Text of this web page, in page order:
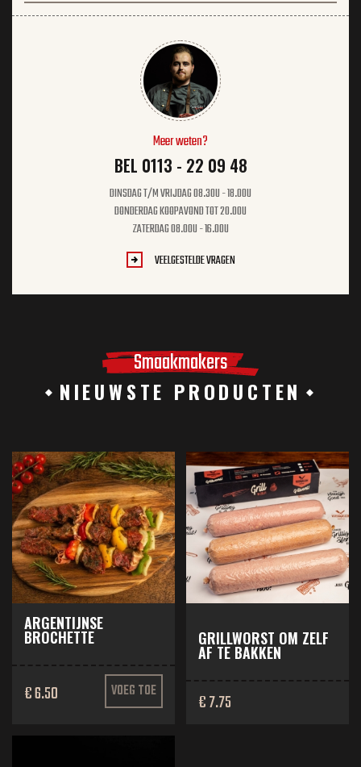
Meer weten?
BEL 0113 - 22 09 48
DINSDAG T/M VRIJDAG 08.30U - 18.00U
DONDERDAG KOOPAVOND TOT 20.00U
ZATERDAG 08.00U - 16.00U
VEELGESTELDE VRAGEN
Smaakmakers
NIEUWSTE PRODUCTEN
ARGENTIJNSE
BROCHETTE
€ 6.50 VOEG TOE
GRILLWORST OM ZELF
AF TE BAKKEN
€ 7.75